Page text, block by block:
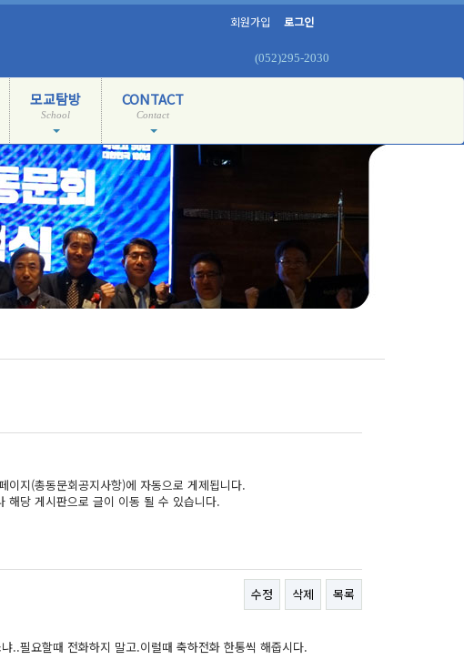
회원가입 로그인
(052)295-2030
모교탐방
School
CONTACT
Contact
이지(총동문회공지사항)에 자동으로 게제됩니다.
해당 게시판으로 글이 이동 될 수 있습니다.
수정 삭제 목록
..필요할때 전화하지 말고.이럴때 축하전화 한통씩 해줍시다.